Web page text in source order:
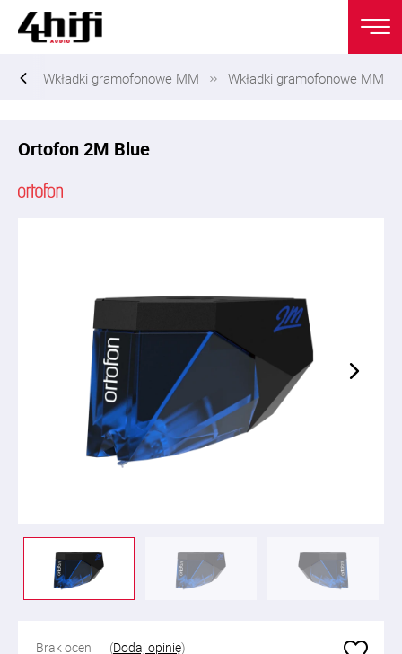
Wkładki gramofonowe MM Wkładki gramofonowe MM
Ortofon 2M Blue
Brak ocen (Dodaj opinię)